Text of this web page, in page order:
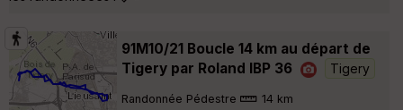
91M10/21 Boucle 14 km au départ de
Tigery par Roland IBP 36
Tigery
Randonnée Pédestre 14 km